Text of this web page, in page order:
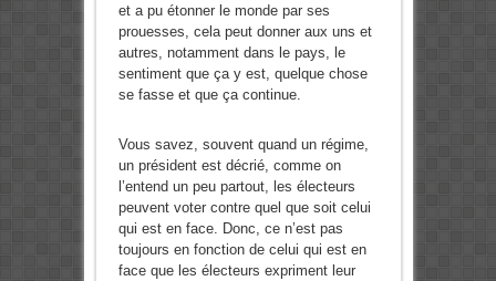
et a pu étonner le monde par ses
prouesses, cela peut donner aux uns et
autres, notamment dans le pays, le
sentiment que ça y est, quelque chose
se fasse et que ça continue.
Vous savez, souvent quand un régime,
un président est décrié, comme on
l’entend un peu partout, les électeurs
peuvent voter contre quel que soit celui
qui est en face. Donc, ce n’est pas
toujours en fonction de celui qui est en
face que les électeurs expriment leur